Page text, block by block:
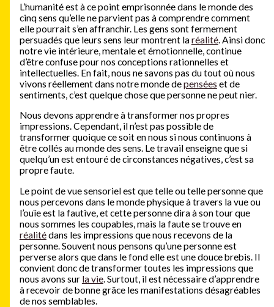
L’humanité est à ce point emprisonnée dans le monde des
cinq sens qu’elle ne parvient pas à comprendre comment
elle pourrait s’en affranchir. Les gens sont fermement
persuadés que leurs sens leur montrent laréalité. Ainsi donc
notre vie intérieure, mentale et émotionnelle, continue
d’être confuse pour nos conceptions rationnelles et
intellectuelles. En fait, nous ne savons pas du tout où nous
vivons réellement dans notre monde depensées et de
sentiments, c’est quelque chose que personne ne peut nier.
Nous devons apprendre à transformer nos propres
impressions. Cependant, il n’est pas possible de
transformer quoique ce soit en nous si nous continuons à
être collés au monde des sens. Le travail enseigne que si
quelqu’un est entouré de circonstances négatives, c’est sa
propre faute.
Le point de vue sensoriel est que telle ou telle personne que
nous percevons dans le monde physique à travers la vue ou
l’ouïe est la fautive, et cette personne dira à son tour que
nous sommes les coupables, mais la faute se trouve en
réalitédans les impressions que nous recevons de la
personne. Souvent nous pensons qu’une personne est
perverse alors que dans le fond elle est une douce brebis. Il
convient donc de transformer toutes les impressions que
nous avons sur la vie. Surtout, il est nécessaire d’apprendre
à recevoir de bonne grâce les manifestations désagréables
de nos semblables.